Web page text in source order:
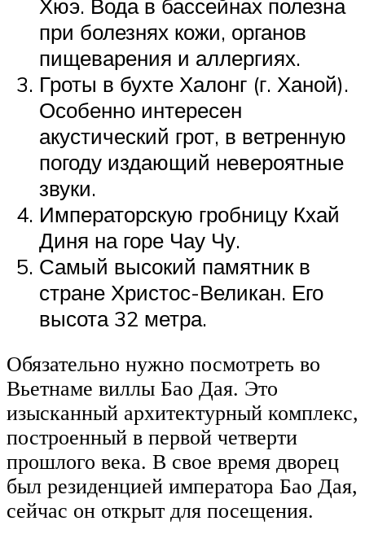
Хюэ. Вода в бассейнах полезна
при болезнях кожи, органов
пищеварения и аллергиях.
Гроты в бухте Халонг (г. Ханой).
Особенно интересен
акустический грот, в ветренную
погоду издающий невероятные
звуки.
Императорскую гробницу Кхай
Диня на горе Чау Чу.
Самый высокий памятник в
стране Христос-Великан. Его
высота 32 метра.
Обязательно нужно посмотреть во
Вьетнаме виллы Бао Дая. Это
изысканный архитектурный комплекс,
построенный в первой четверти
прошлого века. В свое время дворец
был резиденцией императора Бао Дая,
сейчас он открыт для посещения.